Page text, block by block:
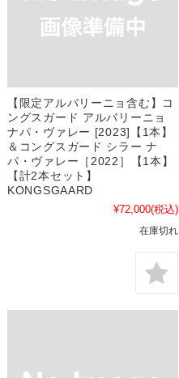
【限定アルバリーニョ含む】コ
ングスガード アルバリーニョ
ナパ・ヴァレー [2023]【1本】
＆コングスガード シラー ナ
パ・ヴァレー［2022］【1本】
【計2本セット】
KONGSGAARD
¥72,000(税込)
在庫切れ